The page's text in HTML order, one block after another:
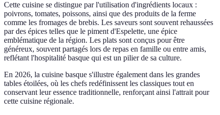
Cette cuisine se distingue par l'utilisation d'ingrédients locaux :
poivrons, tomates, poissons, ainsi que des produits de la ferme
comme les fromages de brebis. Les saveurs sont souvent rehaussées
par des épices telles que le piment d'Espelette, une épice
emblématique de la région. Les plats sont conçus pour être
généreux, souvent partagés lors de repas en famille ou entre amis,
reflétant l'hospitalité basque qui est un pilier de sa culture.
En 2026, la cuisine basque s'illustre également dans les grandes
tables étoilées, où les chefs redéfinissent les classiques tout en
conservant leur essence traditionnelle, renforçant ainsi l'attrait pour
cette cuisine régionale.